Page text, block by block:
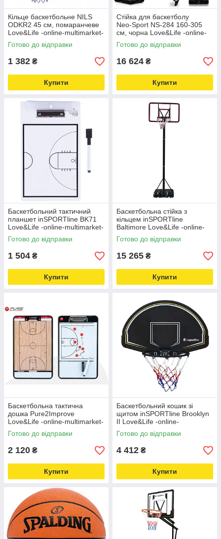
Кільце баскетбольне NILS
ODKR2 45 см, помаранчеве
Love&Life -online-multimarket-
Готово до відправки
1 382 ₴
Купити
Стійка для баскетболу
Neo‑Sport NS‑284 160-305
см, чорна Love&Life -online-
multimarket-
Готово до відправки
16 624 ₴
Купити
Баскетбольний тактичний
планшет inSPORTline BK71
Love&Life -online-multimarket-
Готово до відправки
1 504 ₴
Купити
Баскетбольна стійка з
кільцем inSPORTline
Baltimore Love&Life -online-
multimarket-
Готово до відправки
15 265 ₴
Купити
Баскетбольна тактична
дошка Pure2Improve
Love&Life -online-multimarket-
Готово до відправки
2 120 ₴
Купити
Баскетбольний кошик зі
щитом inSPORTline Brooklyn
II Love&Life -online-
multimarket-
Готово до відправки
4 412 ₴
Купити